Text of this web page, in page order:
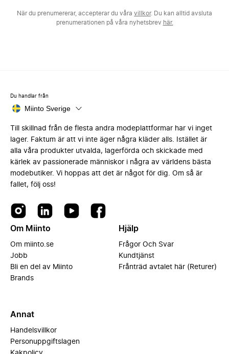
När du prenumererar, accepterar du våra villkor. Du kan alltid avsluta
prenumerationen på våra nyhetsbrev här.
Du handlar från
Miinto Sverige
Till skillnad från de flesta andra modeplattformar har vi inget
lager. Faktum är att vi inte äger några kläder alls. Istället är
alla våra produkter utvalda, lagerförda och skickade med
kärlek av passionerade människor i några av världens bästa
modebutiker. Vi hoppas att det är något för dig. Om så är
fallet, följ oss!
Om Miinto
Om miinto.se
Jobb
Bli en del av Miinto
Brands
Hjälp
Frågor Och Svar
Kundtjänst
Frånträd avtalet här (Returer)
Annat
Handelsvillkor
Personuppgiftslagen